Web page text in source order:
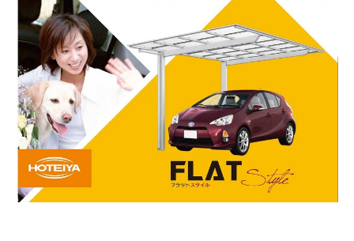
カーポートR・Fワイド
カーポート（３台用）
庭まわり
ウッドデッキ
デッキDS